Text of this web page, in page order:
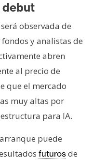
debut
observada de
y analistas de
abren
al precio de
que el mercado
muy altas por
para IA.
puede
futurosde